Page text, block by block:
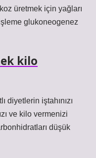
üretmek için yağları
glukoneogenez
kilo
diyetlerin iştahınızı
ve kilo vermenizi
düşük